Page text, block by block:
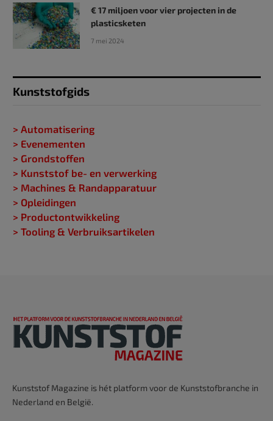
€ 17 miljoen voor vier projecten in de
plasticsketen
7 mei 2024
Kunststofgids
> Automatisering
> Evenementen
> Grondstoffen
> Kunststof be- en verwerking
> Machines & Randapparatuur
> Opleidingen
> Productontwikkeling
> Tooling & Verbruiksartikelen
Kunststof Magazine is hét platform voor de Kunststofbranche in
Nederland en België.